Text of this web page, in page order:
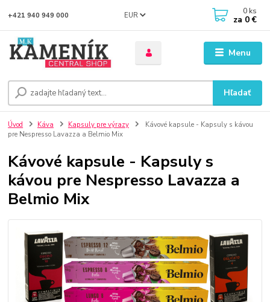
Menu
EUR
Hľadať
+421 940 949 000 0 ks
za 0 €
Úvod Káva Kapsuly pre výrazy
Kávové kapsule - Kapsuly s kávou
pre Nespresso Lavazza a Belmio Mix
Kávové kapsule - Kapsuly s
kávou pre Nespresso Lavazza a
Belmio Mix